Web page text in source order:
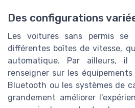
Des configurations
Les voitures sans permis se
différentes boîtes de vitesse,
automatique. Par ailleurs,
renseigner sur les
Bluetooth ou les systèmes de
grandement améliorer